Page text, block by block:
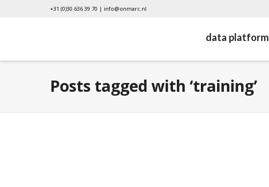
+31 (0)30 636 39 70 | info@onmarc.nl
data platform
Posts tagged with ‘training’